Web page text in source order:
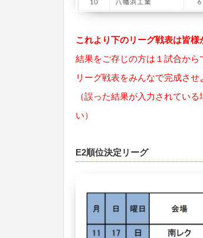
これより下のリーグ戦表は皆様
結果をご存じの方は１試合から
リーグ戦表をみんなで完成させ
（誤った結果が入力されている
い）
E2順位決定リーグ